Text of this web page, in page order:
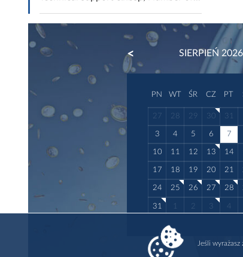
SIERPIEŃ 2026
PREVIOUS
PN WT ŚR CZ PT
27 28 29 30 31
3 4 5 6 7
10 11 12 13 14
17 18 19 20 21
24 25 26 27 28
31 1 2 3 4
Jeśli